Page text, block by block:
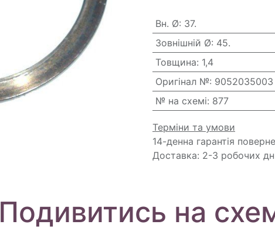
Вн. Ø: 37.
Зовнішній Ø: 45.
Товщина: 1,4
Оригінал №: 9052035003
№ на схемі: 877
Терміни та умови
14-денна гарантія
Доставка: 2-3 робочих
Подивитись на